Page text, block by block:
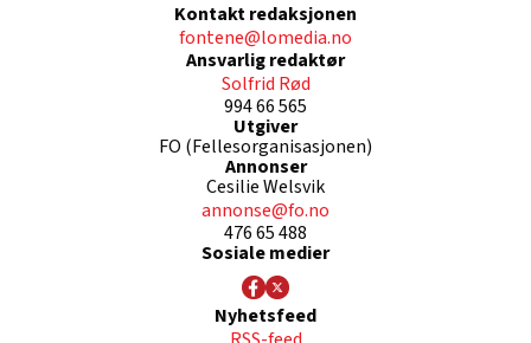
Kontakt redaksjonen
fontene@lomedia.no
Ansvarlig redaktør
Solfrid Rød
994 66 565
Utgiver
FO (Fellesorganisasjonen)
Annonser
Cesilie Welsvik
annonse@fo.no
476 65 488
Sosiale medier
Nyhetsfeed